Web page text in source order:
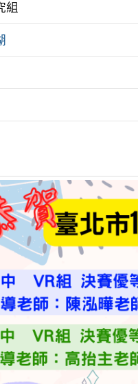
組